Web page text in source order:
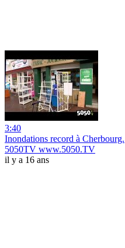
3:40
Inondations record à Cherbourg.
5050TV www.5050.TV
il y a 16 ans